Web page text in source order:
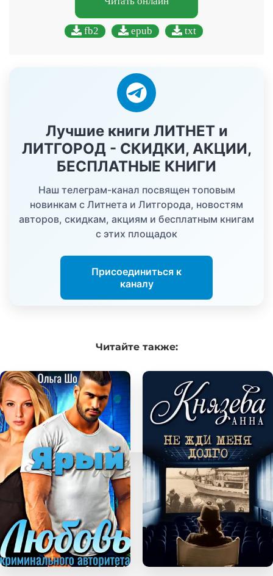
fb2 epub txt
Лучшие книги ЛИТНЕТ и
ЛИТГОРОД - СКИДКИ, АКЦИИ,
БЕСПЛАТНЫЕ КНИГИ
Наш телеграм-канал посвящен топовым
новинкам с Литнета и Литгорода, новостям
авторов, скидкам, акциям и бесплатным книгам
с этих площадок
Присоединиться к
каналу
Читайтетакже: